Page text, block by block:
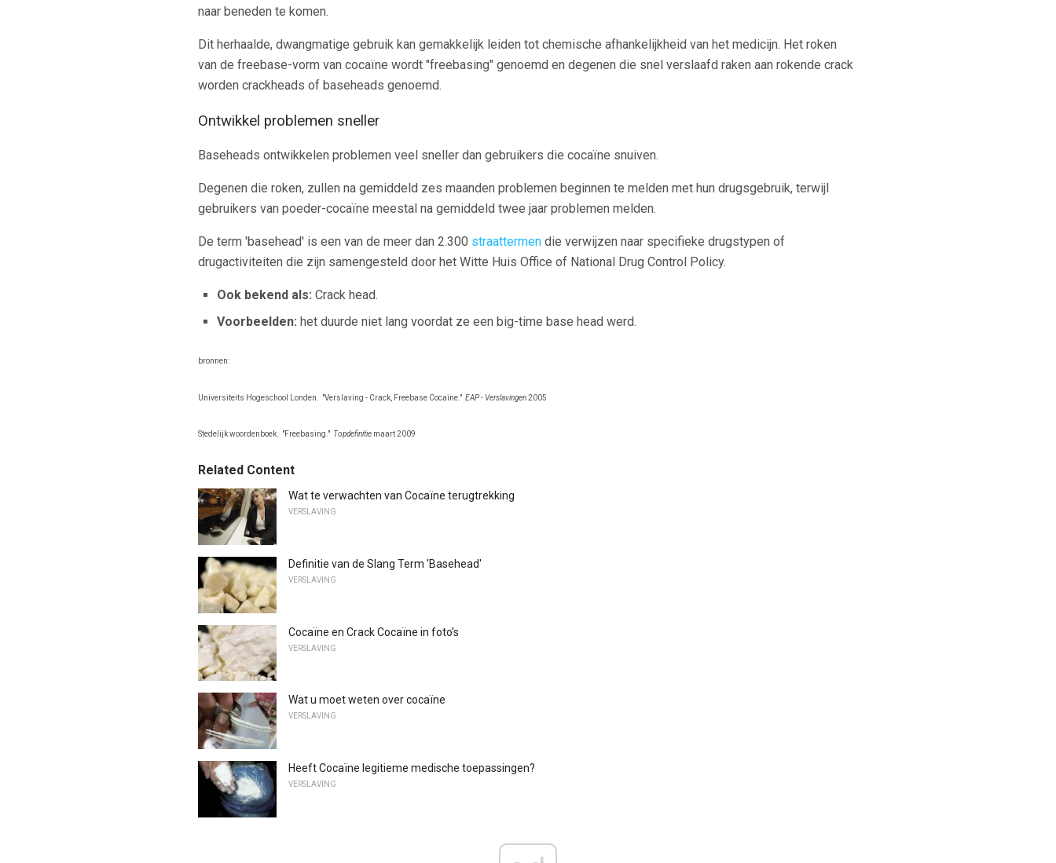
naar beneden te komen.
Dit herhaalde, dwangmatige gebruik kan gemakkelijk leiden tot chemische afhankelijkheid van het medicijn. Het roken
van de freebase-vorm van cocaïne wordt "freebasing" genoemd en degenen die snel verslaafd raken aan rokende crack
worden crackheads of baseheads genoemd.
Ontwikkel problemen sneller
Baseheads ontwikkelen problemen veel sneller dan gebruikers die cocaïne snuiven.
Degenen die roken, zullen na gemiddeld zes maanden problemen beginnen te melden met hun drugsgebruik, terwijl
gebruikers van poeder-cocaïne meestal na gemiddeld twee jaar problemen melden.
De term 'basehead' is een van de meer dan 2.300 straattermen die verwijzen naar specifieke drugstypen of
drugactiviteiten die zijn samengesteld door het Witte Huis Office of National Drug Control Policy.
Ook bekend als: Crack head.
Voorbeelden: het duurde niet lang voordat ze een big-time base head werd.
bronnen:
Universiteits Hogeschool Londen. "Verslaving - Crack, Freebase Cocaine." EAP - Verslavingen2005
Stedelijk woordenboek. "Freebasing." Topdefinitie maart 2009
Related Content
Wat te verwachten van Cocaïne terugtrekking
VERSLAVING
Definitie van de Slang Term 'Basehead'
VERSLAVING
Cocaïne en Crack Cocaïne in foto's
VERSLAVING
Wat u moet weten over cocaïne
VERSLAVING
Heeft Cocaïne legitieme medische toepassingen?
VERSLAVING